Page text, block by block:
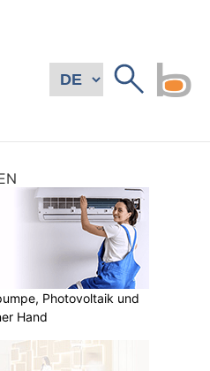
Photovoltaik und
Hand